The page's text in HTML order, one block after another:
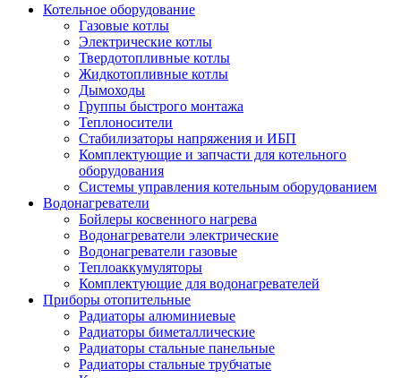
Котельное оборудование
Газовые котлы
Электрические котлы
Твердотопливные котлы
Жидкотопливные котлы
Дымоходы
Группы быстрого монтажа
Теплоносители
Стабилизаторы напряжения и ИБП
Комплектующие и запчасти для котельного
оборудования
Системы управления котельным оборудованием
Водонагреватели
Бойлеры косвенного нагрева
Водонагреватели электрические
Водонагреватели газовые
Теплоаккумуляторы
Комплектующие для водонагревателей
Приборы отопительные
Радиаторы алюминиевые
Радиаторы биметаллические
Радиаторы стальные панельные
Радиаторы стальные трубчатые